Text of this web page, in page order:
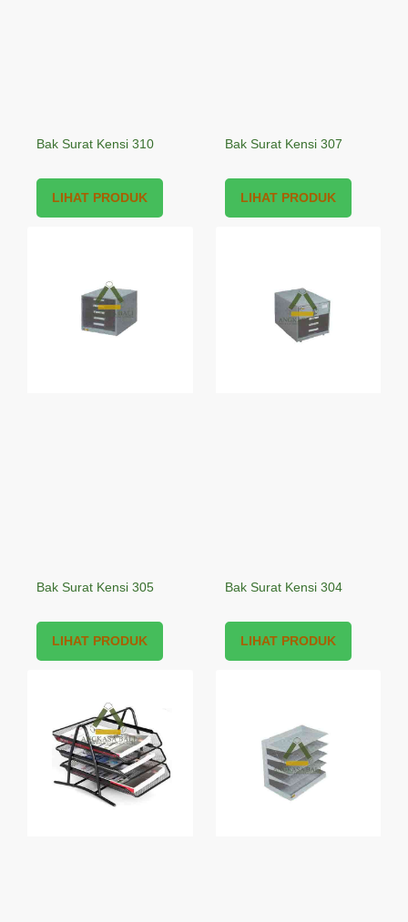
Bak Surat Kensi 310
LIHAT PRODUK
Bak Surat Kensi 307
LIHAT PRODUK
Bak Surat Kensi 305
LIHAT PRODUK
Bak Surat Kensi 304
LIHAT PRODUK